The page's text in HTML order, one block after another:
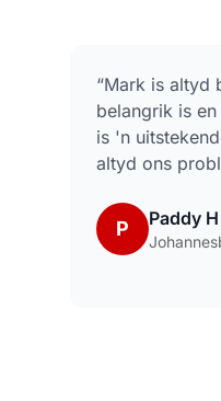
“Mark is altyd
belangrik is
is 'n
altyd ons
P Paddy H